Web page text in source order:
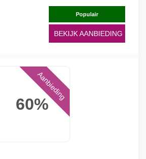
Populair
BEKIJK AANBIEDING
60%
Aanbieding